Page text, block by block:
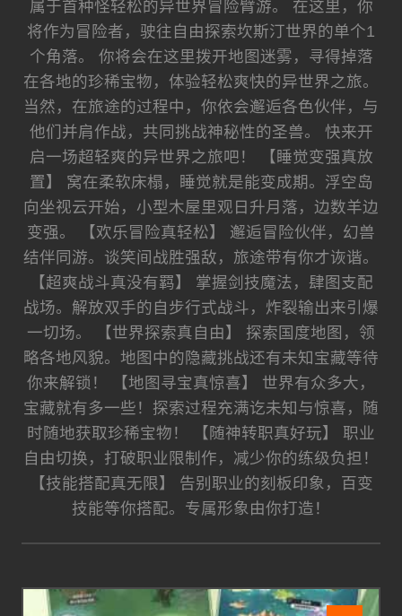
属于首种怪轻松的异世界冒险臂游。 在这里，你
将作为冒险者，驶往自由探索坎斯汀世界的单个1
个角落。 你将会在这里拨开地图迷雾，寻得掉落
在各地的珍稀宝物，体验轻松爽快的异世界之旅。
当然，在旅途的过程中，你依会邂逅各色伙伴，与
他们并肩作战，共同挑战神秘性的圣兽。 快来开
启一场超轻爽的异世界之旅吧！ 【睡觉变强真放
置】 窝在柔软床榻，睡觉就是能变成期。浮空岛
向坐视云开始，小型木屋里观日升月落，边数羊边
变强。 【欢乐冒险真轻松】 邂逅冒险伙伴，幻兽
结伴同游。谈笑间战胜强敌，旅途带有你才诙谐。
【超爽战斗真没有羁】 掌握剑技魔法，肆图支配
战场。解放双手的自步行式战斗，炸裂输出来引爆
一切场。 【世界探索真自由】 探索国度地图，领
略各地风貌。地图中的隐藏挑战还有未知宝藏等待
你来解锁！ 【地图寻宝真惊喜】 世界有众多大，
宝藏就有多一些！探索过程充满讫未知与惊喜，随
时随地获取珍稀宝物！ 【随神转职真好玩】 职业
自由切换，打破职业限制作，减少你的练级负担！
【技能搭配真无限】 告别职业的刻板印象，百变
技能等你搭配。专属形象由你打造！